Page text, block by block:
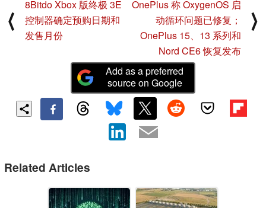
⟨
8Bitdo Xbox 版终极 3E
控制器确定预购日期和
发售月份
OnePlus 称 OxygenOS 启
动循环问题已修复；
OnePlus 15、13 系列和
Nord CE6 恢复发布
⟩
Add as a preferred
source on Google
Related Articles